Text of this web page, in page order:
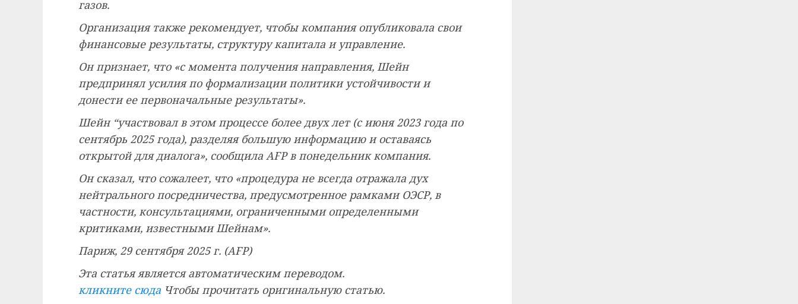
газов.
Организация также рекомендует, чтобы компания опубликовала свои
финансовые результаты, структуру капитала и управление.
Он признает, что «с момента получения направления, Шейн
предпринял усилия по формализации политики устойчивости и
донести ее первоначальные результаты».
Шейн “участвовал в этом процессе более двух лет (с июня 2023 года по
сентябрь 2025 года), разделяя большую информацию и оставаясь
открытой для диалога», сообщила AFP в понедельник компания.
Он сказал, что сожалеет, что «процедура не всегда отражала дух
нейтрального посредничества, предусмотренное рамками ОЭСР, в
частности, консультациями, ограниченными определенными
критиками, известными Шейнам».
Париж, 29 сентября 2025 г. (AFP)
Эта статья является автоматическим переводом.
кликните сюда Чтобы прочитать оригинальную статью.